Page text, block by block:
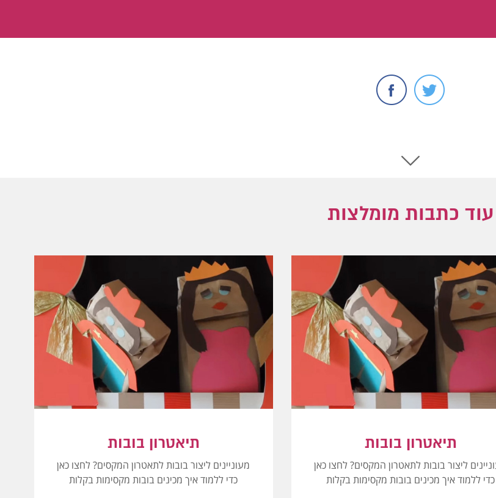
עוד כתבות מומלצות
תיאטרון בובות
ליצור בובות לתאטרון המקסים? לחצו כאן
כדי ללמוד איך מכינים בובות מקסימות בקלות
תיאטרון בובות
מעוניינים ליצור בובות לתאטרון המקסים? לחצו כאן
כדי ללמוד איך מכינים בובות מקסימות בקלות